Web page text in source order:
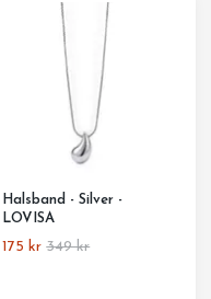
Halsband - Silver -
LOVISA
175 kr 349 kr